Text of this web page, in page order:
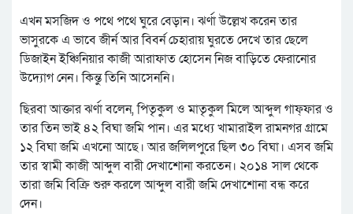
এখন মসজিদ ও পথে পথে ঘুরে বেড়ান। ঝর্ণা উল্লেখ করেন তার
ভাসুরকে এ ভাবে জীর্ন আর বিবর্ন চেহারায় ঘুরতে দেখে তার ছেলে
ডিজাইন ইঞ্চিনিয়ার কাজী আরাফাত হোসেন নিজ বাড়িতে ফেরানোর
উদ্যোগ নেন। কিন্তু তিনি আসেননি।
ছিরবা আক্তার ঝর্ণা বলেন, পিতৃকুল ও মাতৃকুল মিলে আব্দুল গাফ্ফার ও
তার তিন ভাই ৪২ বিঘা জমি পান। এর মধ্যে খামারাইল রামনগর গ্রামে
১২ বিঘা জমি এখনো আছে। আর জলিলপুরে ছিল ৩০ বিঘা। এসব জমি
তার স্বামী কাজী আব্দুল বারী দেখাশোনা করতেন। ২০১৪ সাল থেকে
তারা জমি বিক্রি শুরু করলে আব্দুল বারী জমি দেখাশোনা বন্ধ করে
দেন।